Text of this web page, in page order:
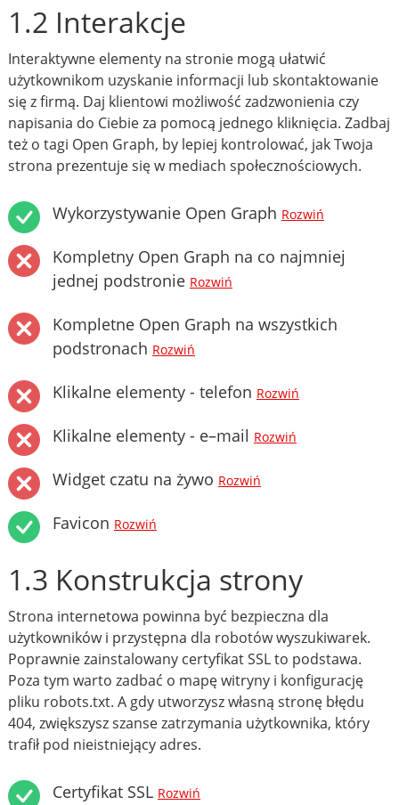
1.2 Interakcje
Interaktywne elementy na stronie mogą ułatwić
użytkownikom uzyskanie informacji lub skontaktowanie
się z firmą. Daj klientowi możliwość zadzwonienia czy
napisania do Ciebie za pomocą jednego kliknięcia. Zadbaj
też o tagi Open Graph, by lepiej kontrolować, jak Twoja
strona prezentuje się w mediach społecznościowych.
Wykorzystywanie Open Graph Rozwiń
Kompletny Open Graph na co najmniej
jednej podstronie Rozwiń
Kompletne Open Graph na wszystkich
podstronach Rozwiń
Klikalne elementy - telefon Rozwiń
Klikalne elementy - e–mail Rozwiń
Widget czatu na żywo Rozwiń
Favicon Rozwiń
1.3 Konstrukcja strony
Strona internetowa powinna być bezpieczna dla
użytkowników i przystępna dla robotów wyszukiwarek.
Poprawnie zainstalowany certyfikat SSL to podstawa.
Poza tym warto zadbać o mapę witryny i konfigurację
pliku robots.txt. A gdy utworzysz własną stronę błędu
404, zwiększysz szanse zatrzymania użytkownika, który
trafił pod nieistniejący adres.
Certyfikat SSL Rozwiń